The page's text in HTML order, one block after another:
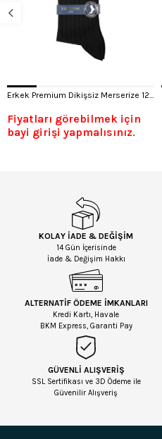
Fiyatları görebilmek için
bayi girişi yapmalısınız.
KOLAY İADE & DEĞİŞİM
14 Gün İçerisinde
İade & Değişim Hakkı
ALTERNATİF ÖDEME İMKANLARI
Kredi Kartı, Havale
BKM Express, Garanti Pay
GÜVENLİ ALIŞVERİŞ
SSL Sertifikası ve 3D Ödeme ile
Güvenilir Alışveriş